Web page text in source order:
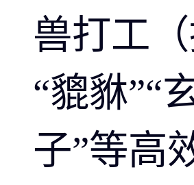
兽打工
“貔貅”“
子”等高